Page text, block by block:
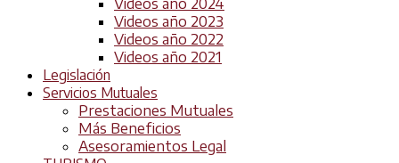
Videos año 2024
Videos año 2023
Videos año 2022
Videos año 2021
Legislación
Servicios Mutuales
Prestaciones Mutuales
Más Beneficios
Asesoramientos Legal